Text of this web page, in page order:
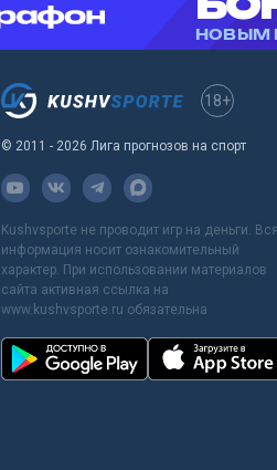
18+
© 2011 - 2026 Лига прогнозов на спорт
Kushvsporte не проводит игр на деньги. Вся
информация носит ознакомительный
характер. При использовании материалов
сайта активная ссылка на
www.kushvsporte.ru обязательна